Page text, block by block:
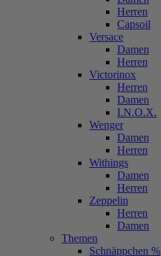
Herren
Capsoil
Versace
Damen
Herren
Victorinox
Herren
Damen
I.N.O.X.
Wenger
Damen
Herren
Withings
Damen
Herren
Zeppelin
Herren
Damen
Themen
Schnäppchen %